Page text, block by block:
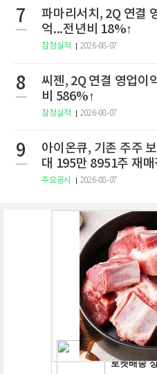
7
파마리서치, 2Q 연결
억...전년비 18%↑
잠정실적 2026-08-07
8
씨젠, 2Q 연결 영업이
비 586%↑
잠정실적 2026-08-07
9
아이온큐, 기존 주주
대 195만 8951주 재매
주요공시 2026-08-07